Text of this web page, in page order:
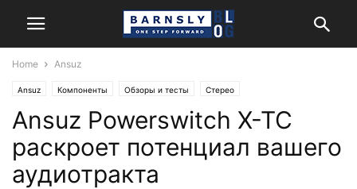
Home Ansuz
Ansuz Компоненты Обзоры и тесты Стерео
Ansuz Powerswitch X-TC
раскроет потенциал вашего
аудиотракта